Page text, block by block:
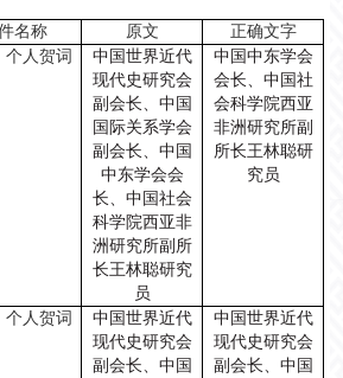
名称 原文
正确文字
个人贺词
中国世界近代
现代史研究会
副会长、中国
国际关系学会
副会长、中国
中东学会会
长、中国社会
科学院西亚非
洲研究所副所
长王林聪研究
员
中国中东学会
会长、中国社
会科学院西亚
非洲研究所副
所长王林聪研
究员
个人贺词
中国世界近代
现代史研究会
副会长、中国
中国世界近代
现代史研究会
副会长、中国